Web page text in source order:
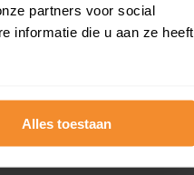
partners voor social
informatie die u aan ze heeft
Alles toestaan
huis kopen